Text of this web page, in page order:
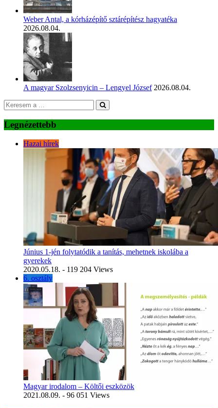
Weber Antal, a kórházépítő sztárépítész hagyatéka
2026.08.04.
A magyar Szolzsenyicin – Lengyel József 2026.08.04.
Legnézettebb
Hazai hírek
Június 1-jén folytatódik a tanítás, mehetnek iskolába a
gyerekek
2020.05.18. - 119 204 Views
6. osztály
Magyar irodalom – Költői eszközök
2021.08.09. - 96 051 Views